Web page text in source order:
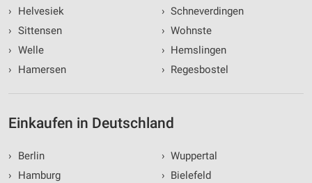
›
Helvesiek
› Sittensen
› Welle
›
Hamersen
› Schneverdingen
› Wohnste
› Hemslingen
› Regesbostel
Einkaufen in Deutschland
›
Berlin
›
Hamburg
› Wuppertal
› Bielefeld